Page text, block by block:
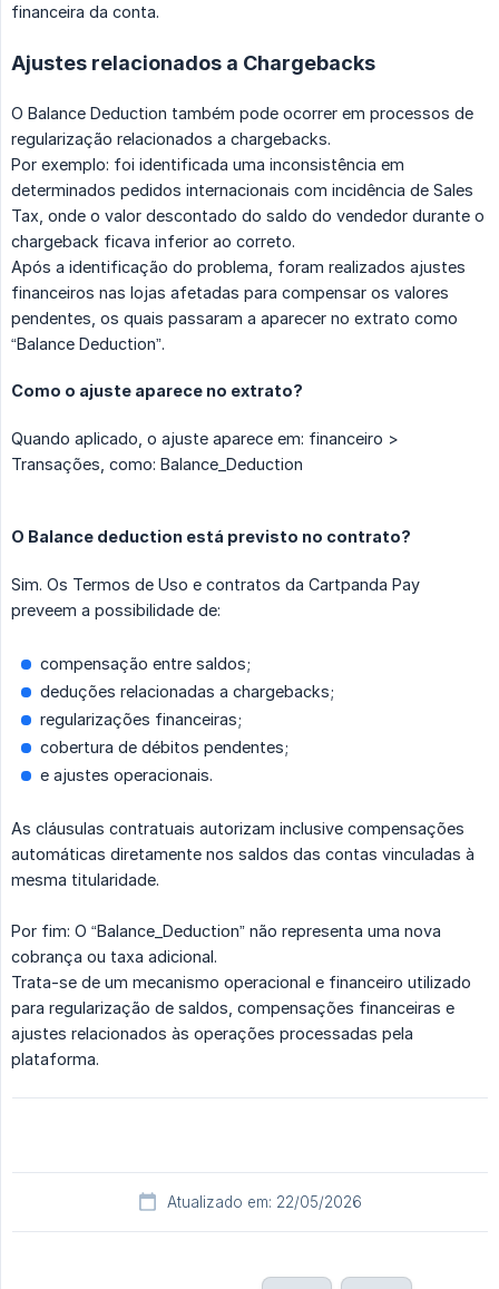
financeira da conta.
Ajustes relacionados a Chargebacks
O Balance Deduction também pode ocorrer em processos de
regularização relacionados a chargebacks.
Por exemplo: foi identificada uma inconsistência em
determinados pedidos internacionais com incidência de Sales
Tax, onde o valor descontado do saldo do vendedor durante o
chargeback ficava inferior ao correto.
Após a identificação do problema, foram realizados ajustes
financeiros nas lojas afetadas para compensar os valores
pendentes, os quais passaram a aparecer no extrato como
“Balance Deduction”.
Como o ajuste aparece no extrato?
Quando aplicado, o ajuste aparece em: financeiro >
Transações, como: Balance_Deduction
O Balance deduction está previsto no contrato?
Sim. Os Termos de Uso e contratos da Cartpanda Pay
preveem a possibilidade de:
compensação entre saldos;
deduções relacionadas a chargebacks;
regularizações financeiras;
cobertura de débitos pendentes;
e ajustes operacionais.
As cláusulas contratuais autorizam inclusive compensações
automáticas diretamente nos saldos das contas vinculadas à
mesma titularidade.
Por fim: O “Balance_Deduction” não representa uma nova
cobrança ou taxa adicional.
Trata-se de um mecanismo operacional e financeiro utilizado
para regularização de saldos, compensações financeiras e
ajustes relacionados às operações processadas pela
plataforma.
Atualizado em: 22/05/2026